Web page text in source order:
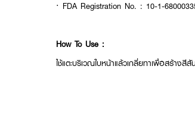
· FDA Registration No. : 10-1-
How To Use :
ใช้แตะบริเวณใบหน้าแล้วเกลี่ยทาเพื่อสร้างสี